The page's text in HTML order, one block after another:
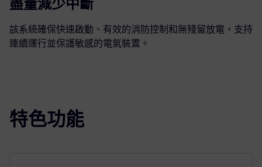
盡量減少中斷
該系統確保快速啟動、有效的消防控制和無殘留放電，支持
連續運行並保護敏感的電氣裝置。
特色功能